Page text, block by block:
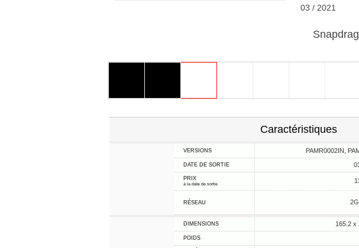
03 / 2021
Android 11
Caractéristiques
VERSIONS PAMR0002IN,
DATE DE SORTIE
PRIX
à la date de sortie
RÉSEAU
DIMENSIONS 165.2 x
POIDS